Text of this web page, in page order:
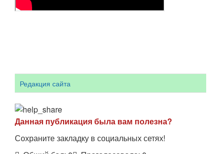
Редакция сайта
Данная публикация была вам полезна?
Сохраните закладку в социальных сетях!